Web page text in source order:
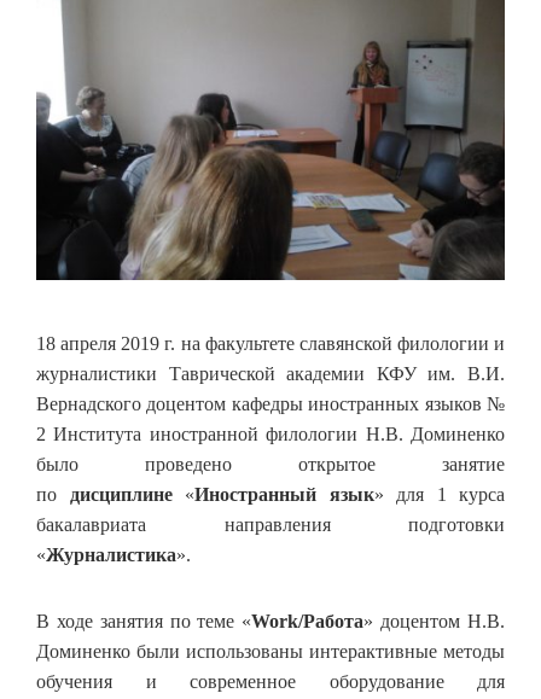
18 апреля 2019 г. на факультете славянской филологии и
журналистики Таврической академии КФУ им. В.И.
Вернадского доцентом кафедры иностранных языков №
2 Института иностранной филологии Н.В. Доминенко
было проведено открытое занятие
по дисциплине«Иностранный язык» для 1 курса
бакалавриата направления подготовки
«Журналистика».
В ходе занятия по теме «Work/Работа» доцентом Н.В.
Доминенко были использованы интерактивные методы
обучения и современное оборудование для